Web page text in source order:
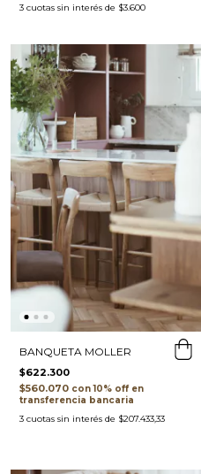
3 cuotas sin interés de $3.600
BANQUETA MOLLER
$622.300
$560.070 con
transferencia bancaria
3 cuotas sin interés de $207.433,33